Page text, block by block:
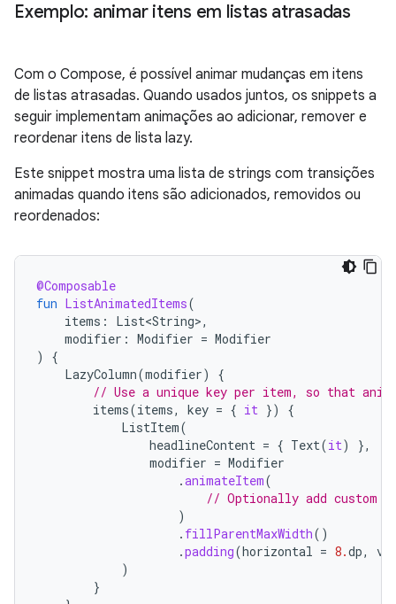
Exemplo: animar itens em listas atrasadas
Com o Compose, é possível animar mudanças em itens
de listas atrasadas. Quando usados juntos, os snippets a
seguir implementam animações ao adicionar, remover e
reordenar itens de lista lazy.
Este snippet mostra uma lista de strings com transições
animadas quando itens são adicionados, removidos ou
reordenados:
@Composable
fun ListAnimatedItems(
items : List<String>,
modifier : Modifier = Modifier
)
{
LazyColumn(modifier)
{
// Use a unique key per item, so that
items(items, key = { it })
{
ListItem(
headlineContent = { Text(it)
},
modifier = Modifier
.animateItem(
// Optionally add custom
)
. fillParentMaxWidth()
.padding(horizontal = 8.dp,
)
}